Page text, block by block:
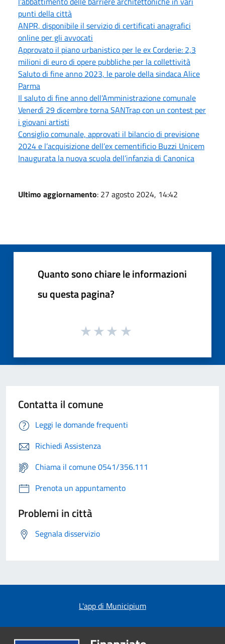
punti della città
ANPR, disponibile il servizio di certificati anagrafici
online per gli avvocati
Approvato il piano urbanistico per le ex Corderie: 2,3
milioni di euro di opere pubbliche per la collettività
Saluto di fine anno 2023, le parole della sindaca Alice
Parma
Il saluto di fine anno dell’Amministrazione comunale
Venerdì 29 dicembre torna SANTrap con un contest per
i giovani artisti
Consiglio comunale, approvati il bilancio di previsione
2024 e l’acquisizione dell’ex cementificio Buzzi Unicem
Inaugurata la nuova scuola dell’infanzia di Canonica
Ultimo aggiornamento: 27 agosto 2024, 14:42
Quanto sono chiare le informazioni
su questa pagina?
Contatta il comune
Leggi le domande frequenti
Richiedi Assistenza
Chiama il comune 0541/356.111
Prenota un appuntamento
Problemi in città
Segnala disservizio
L'app di Municipium